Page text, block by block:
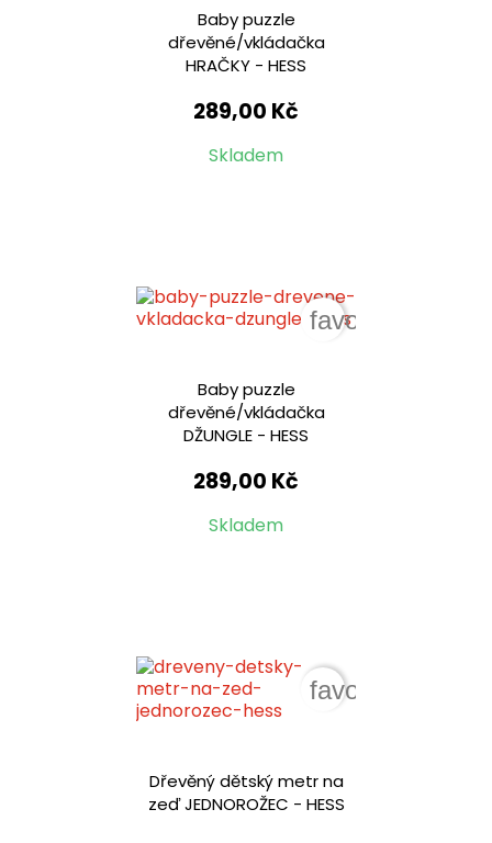
Baby puzzle
dřevěné/vkládačka
HRAČKY - HESS
289,00 Kč
Skladem
Baby puzzle
dřevěné/vkládačka
DŽUNGLE - HESS
289,00 Kč
Skladem
favorite_border
Dřevěný dětský metr na
zeď JEDNOROŽEC - HESS
favorite_border